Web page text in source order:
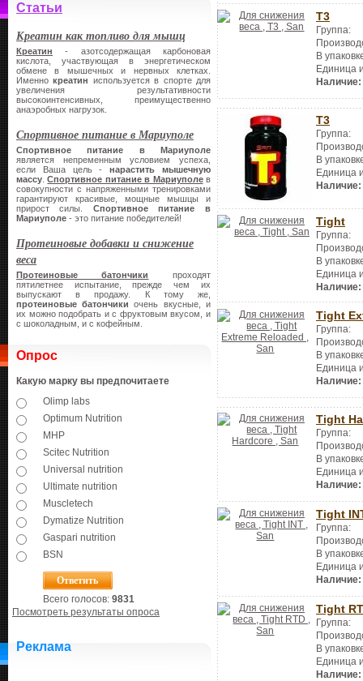
Статьи
Креатин как топливо для мышц
Креатин - азотсодержащая карбоновая
кислота, участвующая в энергетическом
обмене в мышечных и нервных клетках.
Именнокреатин используется в спорте для
увеличения результативности
высокоинтенсивных, преимущественно
анаэробных нагрузок.
Спортивное питание в Мариуполе
Спортивное питание в Мариуполе
является непременным условием успеха,
если Ваша цель -нарастить мышечную
массу .Спортивное питание в Мариуполев
совокупности с напряженными тренировками
гарантируют красивые, мощные мышцы и
прирост силы. Спортивное питание в
Мариуполе - это питание победителей!
Протеиновые добавки и снижение
веса
Протеиновые батончики
проходят
пятилетнее испытание, прежде чем их
выпускают в продажу. К тому же,
протеиновые батончики очень вкусные, и
их можно подобрать и с фруктовым вкусом, и
с шоколадным, и с кофейным.
Опрос
Какую марку вы предпочитаете
Olimp labs
Optimum Nutrition
MHP
Scitec Nutrition
Universal nutrition
Ultimate nutrition
Muscletech
Dymatize Nutrition
Gaspari nutrition
BSN
Всего голосов: 9831
Посмотреть результаты опроса
Реклама
T3
Группа:
В
Единица
Наличие:
T3
Группа:
В
Единица
Наличие:
Tight
Группа:
В
Единица
Наличие:
Tight
Группа:
В
Единица
Наличие:
Tight
Группа:
В
Единица
Наличие:
Tight
Группа:
В
Единица
Наличие:
Tight
Группа:
В
Единица
Наличие: